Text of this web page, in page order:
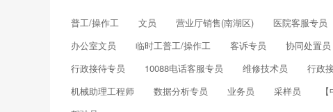
普工/操作工 文员 营业厅销售(南湖区) 医院客服专员
办公室文员
临时工普工/操作工 客诉专员 协同处置员
行政接待专员
10088电话客服专员 维修技术员 行政
机械助理工程师
数据分析专员 业务员 采样员